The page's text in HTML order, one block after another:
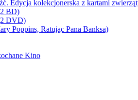
Edycja kolekcjonerska z kartami zwierząt
BD)
DVD)
Poppins, Ratując Pana Banksa)
Kino